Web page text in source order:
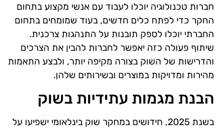
חברות טכנולוגיה יוכלו לעבוד עם אנשי מקצוע בתחום
החקר כדי לפתח כלים חדשים, בעוד שמומחים בתחום
החברתי יוכלו לספק תובנות על התנהגות צרכנית.
שיתוף פעולה כזה יאפשר לחברות להבין את הצרכים
והדרישות של השוק בצורה מקיפה יותר, ולבצע התאמות
מהירות ומדויקות במוצרים ובשירותים שלהן.
הבנת מגמות עתידיות בשוק
בשנת 2025, חידושים במחקר שוק בינלאומי ישפיעו על